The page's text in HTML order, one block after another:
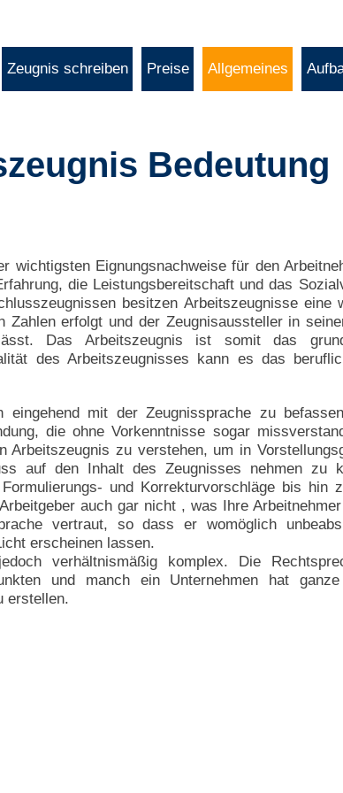
Zeugnis schreiben Preise Allgemeines
Bedeutung
wichtigsten Eignungsnachweise für den
die Leistungsbereitschaft und das
besitzen Arbeitszeugnisse eine
Zahlen erfolgt und der Zeugnisaussteller in
Das Arbeitszeugnis ist somit das
des Arbeitszeugnisses kann es das
mit der Zeugnissprache zu
die ohne Vorkenntnisse sogar
Arbeitszeugnis zu verstehen, um in
auf den Inhalt des Zeugnisses nehmen zu
und Korrekturvorschläge bis hin
auch gar nicht , was Ihre
vertraut, so dass er womöglich
erscheinen lassen.
verhältnismäßig komplex. Die
und manch ein Unternehmen hat ganze
erstellen.